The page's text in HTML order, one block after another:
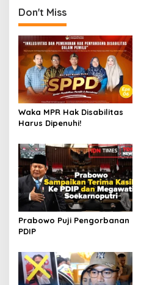
Don't Miss
Waka MPR Hak Disabilitas
Harus Dipenuhi!
Prabowo Puji Pengorbanan
PDIP